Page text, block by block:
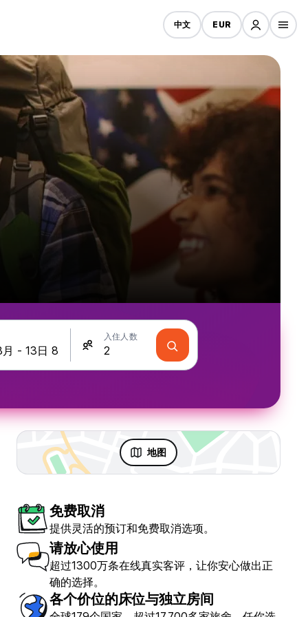
中文 EUR
入住人数
地图
免费取消
提供灵活的预订和免费取消选项。
请放心使用
超过1300万条在线真实客评，让你安心做出正
确的选择。
各个价位的床位与独立房间